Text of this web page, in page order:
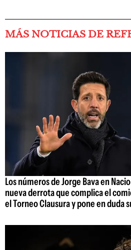
MÁS NOTICIAS DE
Los números de Jorge Bava en
nueva derrota que complica el
el Torneo Clausura y pone en duda